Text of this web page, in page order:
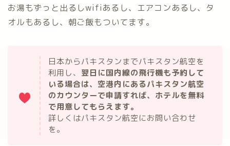
お湯もずっと出るしwifiあるし、エアコンあるし、タ
オルもあるし、朝ご飯もついてます。
日本からパキスタンまでパキスタン航空を
利用し、 翌日に国内線の飛行機も予約して
いる場合は、空港内にあるパキスタン航空
のカウンターで申請すれば、ホテルを無料
で用意してもらえます。
詳しくはパキスタン航空にお問い合わせ
を。